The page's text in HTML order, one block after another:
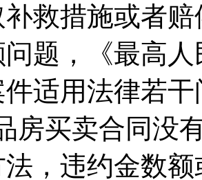
救措施或者
题，《最高
件适用法律若
房买卖合同没
，违约金数